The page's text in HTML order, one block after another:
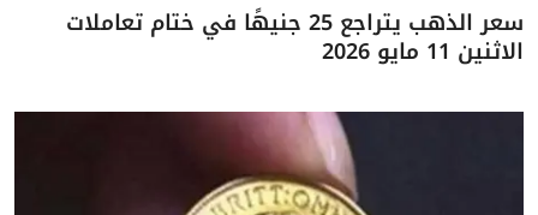
سعر الذهب يتراجع 25 جنيهًا في ختام تعاملات
الاثنين 11 مايو 2026